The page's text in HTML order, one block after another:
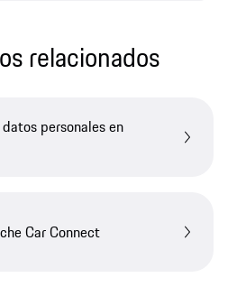
relacionados
personales en
Car Connect